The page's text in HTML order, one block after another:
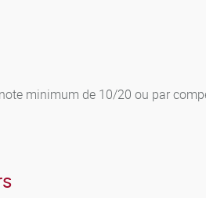
minimum de 10/20 ou par